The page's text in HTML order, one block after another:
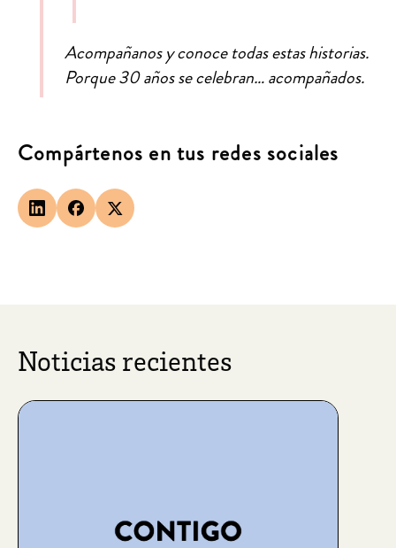
Acompañanos y conoce todas estas historias.
Porque 30 años se celebran… acompañados.
Compártenos en tus redes sociales
Noticias recientes